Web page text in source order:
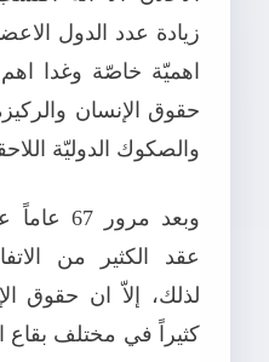
زيادة عدد الدول
اهميّة خاصّة وغدا
حقوق الإنسان
والصكوك الدوليّة
وبعد
عقد الكثير من
لذلك، إلاّ ان حقوق
كثيراً في مختلف بقاع